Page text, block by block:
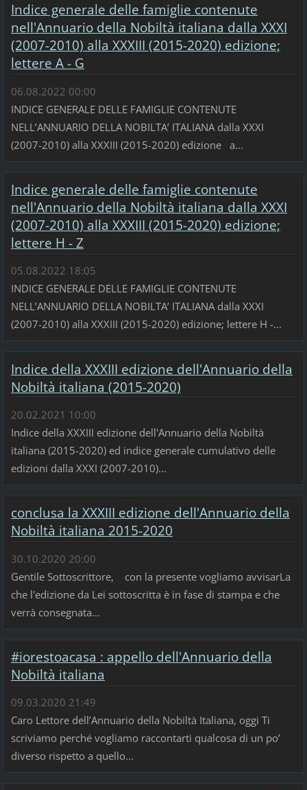
Indice generale delle famiglie contenute
nell'Annuario della Nobiltà italiana dalla XXXI
(2007-2010) alla XXXIII (2015-2020) edizione;
lettere A - G
06.08.2022 00:00
INDICE GENERALE DELLE FAMIGLIE CONTENUTE
NELL’ANNUARIO DELLA NOBILTA’ ITALIANA dalla XXXI
(2007-2010) alla XXXIII (2015-2020) edizione a...
Indice generale delle famiglie contenute
nell'Annuario della Nobiltà italiana dalla XXXI
(2007-2010) alla XXXIII (2015-2020) edizione;
lettere H - Z
05.08.2022 18:05
INDICE GENERALE DELLE FAMIGLIE CONTENUTE
NELL’ANNUARIO DELLA NOBILTA’ ITALIANA dalla XXXI
(2007-2010) alla XXXIII (2015-2020) edizione; lettere H -...
Indice della XXXIII edizione dell'Annuario della
Nobiltà italiana (2015-2020)
20.02.2021 10:00
Indice della XXXIII edizione dell'Annuario della Nobiltà
italiana (2015-2020) ed indice generale cumulativo delle
edizioni dalla XXXI (2007-2010)...
conclusa la XXXIII edizione dell'Annuario della
Nobiltà italiana 2015-2020
30.10.2020 20:00
Gentile Sottoscrittore, con la presente vogliamo avvisarLa
che l'edizione da Lei sottoscritta è in fase di stampa e che
verrà consegnata...
#iorestoacasa : appello dell'Annuario della
Nobiltà italiana
09.03.2020 21:49
Caro Lettore dell’Annuario della Nobiltà Italiana, oggi Ti
scriviamo perché vogliamo raccontarti qualcosa di un po’
diverso rispetto a quello...